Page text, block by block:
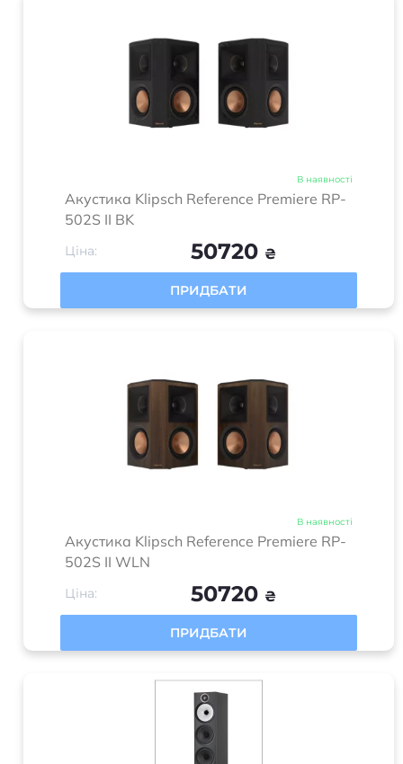
В наявності
Акустика Klipsch Reference Premiere RP-
502S II BK
Ціна: 50720 ₴
ПРИДБАТИ
В наявності
Акустика Klipsch Reference Premiere RP-
502S II WLN
Ціна: 50720 ₴
ПРИДБАТИ